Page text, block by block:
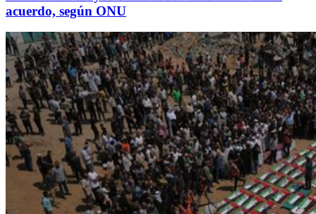
acuerdo, según ONU